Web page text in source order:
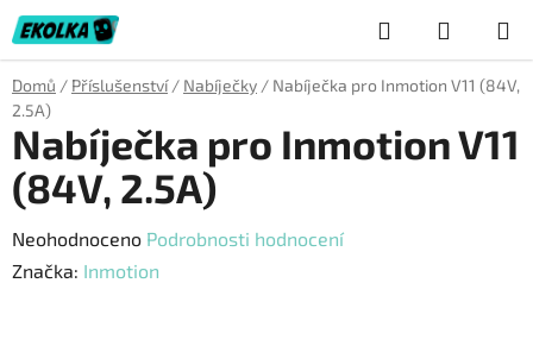
Přejít
na
obsah
Hledat
KOŠÍK
Domů / Příslušenství / Nabíječky / Nabíječka pro Inmotion V11 (84V,
2.5A)
Nabíječka pro Inmotion V11
(84V, 2.5A)
Průměrné
hodnocení
Neohodnoceno Podrobnosti hodnocení
Značka: Inmotion